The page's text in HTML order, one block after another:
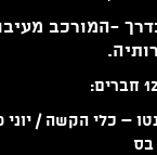
-המורכב
– כלי הקשה / יוני
בס